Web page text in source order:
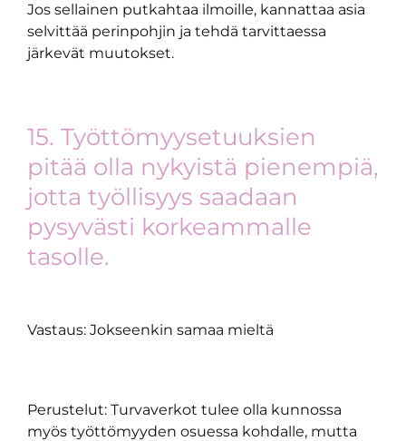
Jos sellainen putkahtaa ilmoille, kannattaa asia
selvittää perinpohjin ja tehdä tarvittaessa
järkevät muutokset.
15. Työttömyysetuuksien
pitää olla nykyistä pienempiä,
jotta työllisyys saadaan
pysyvästi korkeammalle
tasolle.
Vastaus: Jokseenkin samaa mieltä
Perustelut: Turvaverkot tulee olla kunnossa
myös työttömyyden osuessa kohdalle, mutta